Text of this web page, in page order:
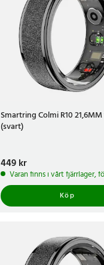
Smartring Colmi R10 21,6MM
(svart)
Pris: 449 kr
449 kr
Varan finns i vårt fjärrlager,
Köp